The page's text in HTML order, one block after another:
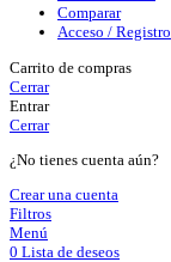
Comparar
Acceso / Registro
Carrito de compras
Cerrar
Entrar
Cerrar
¿No tienes cuenta aún?
Crear una cuenta
Filtros
Menú
0 Lista de deseos